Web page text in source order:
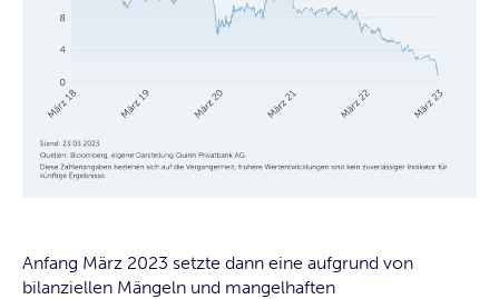
Anfang März 2023 setzte dann eine aufgrund von
bilanziellen Mängeln und mangelhaften